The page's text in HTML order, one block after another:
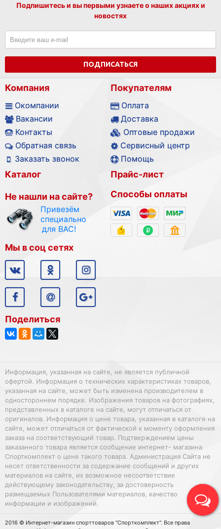
Подпишитесь и вы первыми узнаете о наших акциях и
новостях
ПОДПИСАТЬСЯ
Компания
Окомпании
Вакансии
Контакты
Обратная связь
Заказать звонок
Покупателям
Оплата
Доставка
Оптовые продажи
Сервисный центр
Помощь
Каталог
Не нашли на сайте?
Привезём
специально
для ВАС!
Прайс-лист
Способы оплаты
Мы в соц сетях
Поделиться
Информация, указанная на сайте, не является публичной
офертой. Информация о технических характеристиках товаров,
указанная на сайте, может быть изменена производителем в
одностороннем порядке. Изображения товаров на фотографиях,
представленных в каталоге на сайте, могут отличаться от
оригиналов. Информация о цене товара, указанная в каталоге на
сайте, может отличаться от фактической к моменту оформления
заказа на соответствующий товар. Подтверждением цены
заказанного товара является сообщение интернет- магазина
Спорткомплект о цене такого товара. Администрация Сайта не
несет ответственности за содержание сообщений и других
материалов на сайте, их возможное несоответствие
действующему законодательству, за достоверность
размещаемых Пользователями материалов, качество
информации и изображений.
2016 © Интернет-магазин спорттоваров "Спорткомплект". Все права